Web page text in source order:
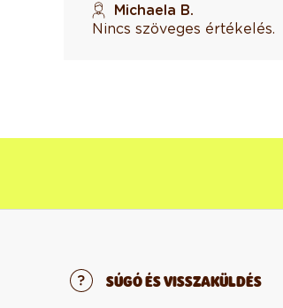
Michaela B.
Nincs szöveges értékelés.
SÚGÓ ÉS VISSZAKÜLDÉS